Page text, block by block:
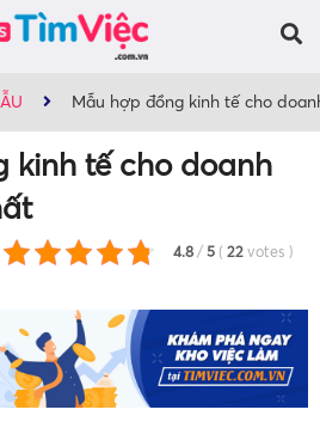
Mẫu hợp đồng kinh tế cho
kinh tế cho doanh
4.8 / 5 ( 22 votes )